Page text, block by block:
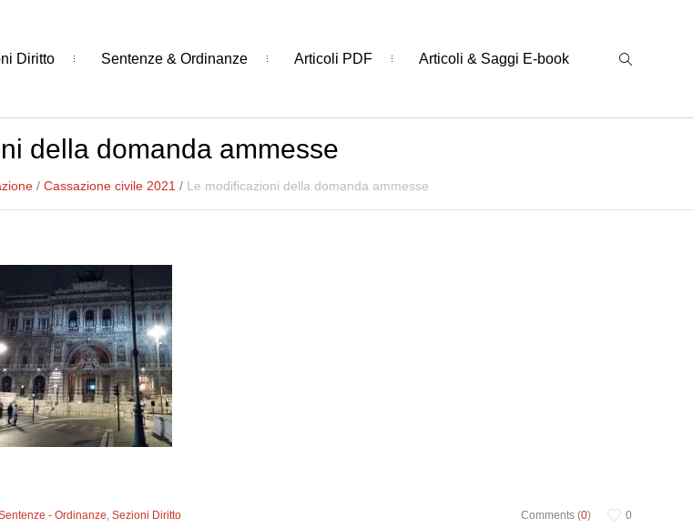
Diritto Sentenze & Ordinanze Articoli PDF Articoli & Saggi E-book
della domanda ammesse
/ Cassazione civile 2021 / Le modificazioni della domanda ammesse
Comments (0) 0
- Ordinanze,Sezioni Diritto